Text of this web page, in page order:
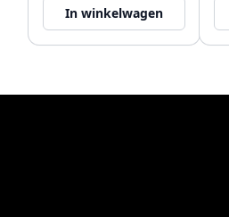
In winkelwagen